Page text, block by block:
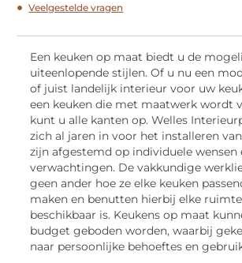
Veelgestelde vragen
Een keuken op maat biedt u de
uiteenlopende stijlen. Of u nu een
of juist landelijk interieur voor uw
een keuken die met maatwerk wordt
kunt u alle kanten op. Welles
zich al jaren in voor het installeren
zijn afgestemd op individuele wensen
verwachtingen. De vakkundige
geen ander hoe ze elke keuken
maken en benutten hierbij elke
beschikbaar is. Keukens op maat
budget geboden worden, waarbij
naar persoonlijke behoeftes en